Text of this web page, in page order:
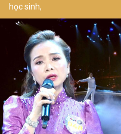
học sinh,